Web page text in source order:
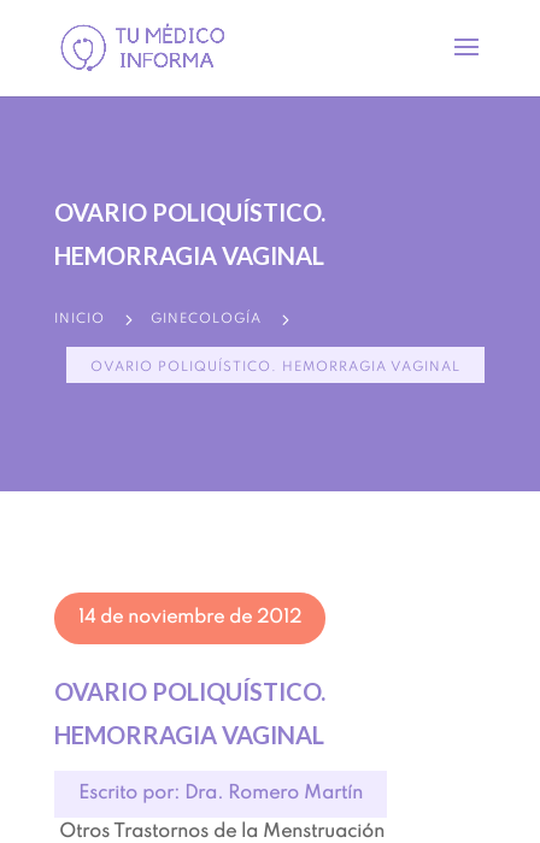
OVARIO POLIQUÍSTICO.
HEMORRAGIA VAGINAL
INICIO 5 GINECOLOGÍA 5
OVARIO POLIQUÍSTICO. HEMORRAGIA VAGINAL
14 de noviembre de 2012
OVARIO POLIQUÍSTICO.
HEMORRAGIA VAGINAL
Escrito por: Dra. Romero Martín
Otros Trastornos de la Menstruación